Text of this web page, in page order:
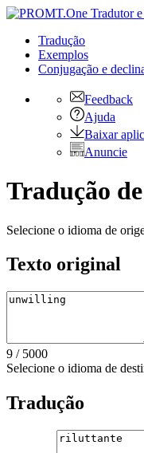
Tradução
Exemplos
Conjugação e
Feedback
Ajuda
Baixar
Anuncie
Tradução
Selecione o idioma de
Texto original
9 / 5000
Selecione o idioma de
Tradução